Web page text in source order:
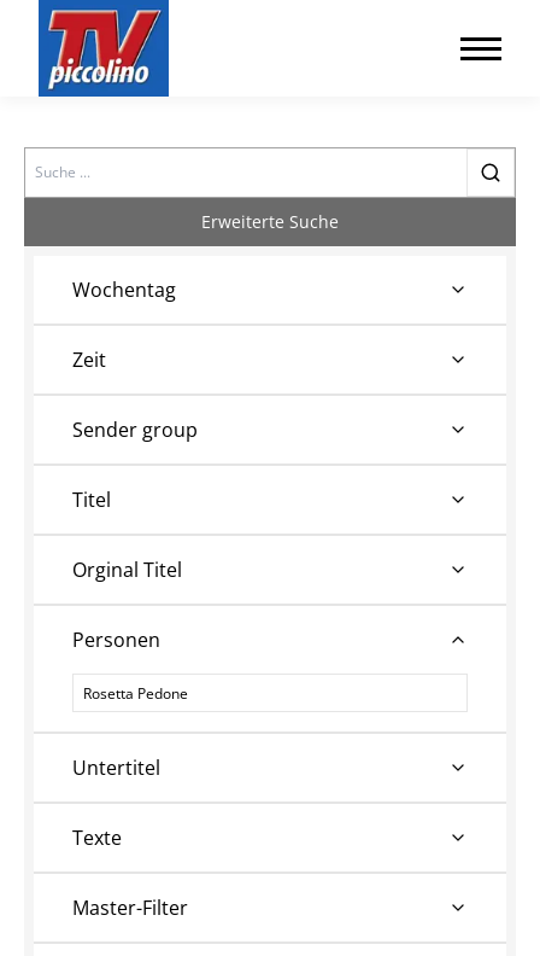
Search
Erweiterte Suche
Wochentag
Zeit
Sender group
Titel
Orginal Titel
Personen
Personen
Untertitel
Texte
Master-Filter